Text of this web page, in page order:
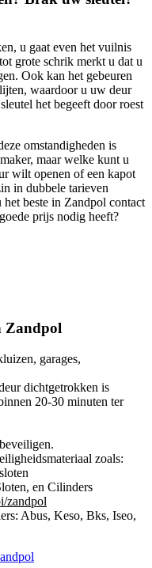
u gaat even het vuilnis
grote schrik merkt u dat u
Ook kan het gebeuren
waardoor u uw deur
het begeeft door roest
omstandigheden is
maar welke kunt u
wilt openen of een kapot
in dubbele tarieven
beste in Zandpol contact
prijs nodig heeft?
Zandpol
garages,
dichtgetrokken is
20-30 minuten ter
zoals:
en Cilinders
zandpol
Abus, Keso, Bks, Iseo,